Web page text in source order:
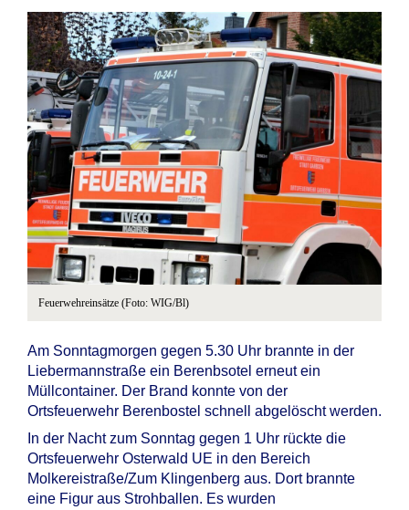
Feuerwehreinsätze (Foto: WIG/Bl)
Am Sonntagmorgen gegen 5.30 Uhr brannte in der
Liebermannstraße ein Berenbsotel erneut ein
Müllcontainer. Der Brand konnte von der
Ortsfeuerwehr Berenbostel schnell abgelöscht werden.
In der Nacht zum Sonntag gegen 1 Uhr rückte die
Ortsfeuerwehr Osterwald UE in den Bereich
Molkereistraße/Zum Klingenberg aus. Dort brannte
eine Figur aus Strohballen. Es wurden